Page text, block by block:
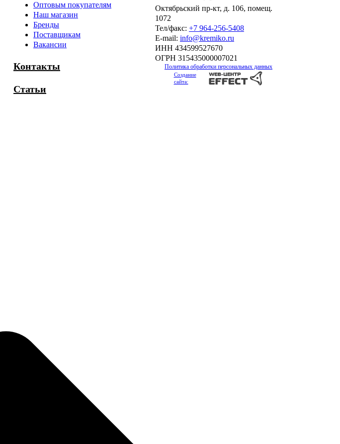
Оптовым покупателям
Наш магазин
Бренды
Поставщикам
Вакансии
Контакты
Статьи
Октябрьский пр-кт, д. 106, помещ.
1072
Тел/факс: +7 964-256-5408
Е-mail: info@kremiko.ru
ИНН 434599527670
ОГРН 315435000007021
Политика обработки персональных данных
Создание
сайта: